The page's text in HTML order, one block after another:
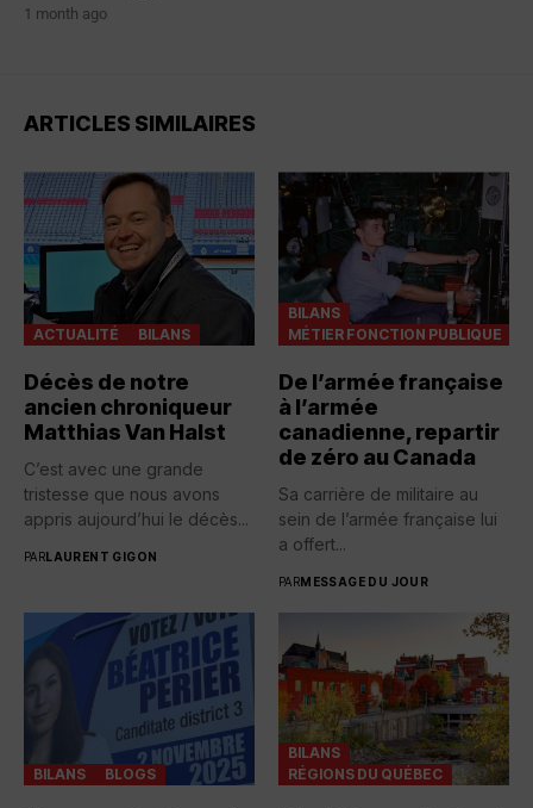
1 month ago
ARTICLES SIMILAIRES
ACTUALITÉ BILANS
Décès de notre
ancien chroniqueur
Matthias Van Halst
C’est avec une grande
tristesse que nous avons
appris aujourd’hui le décès...
PARLAURENT GIGON
BILANS
MÉTIER FONCTION PUBLIQUE
De l’armée française
à l’armée
canadienne, repartir
de zéro au Canada
Sa carrière de militaire au
sein de l’armée française lui
a offert...
PARMESSAGE DU JOUR
BILANS BLOGS
BILANS
RÉGIONS DU QUÉBEC